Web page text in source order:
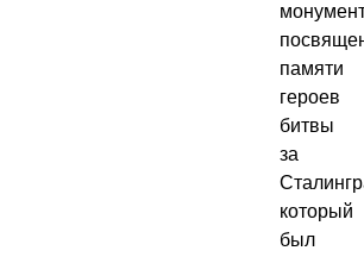
памяти
героев
битвы
за
который
был